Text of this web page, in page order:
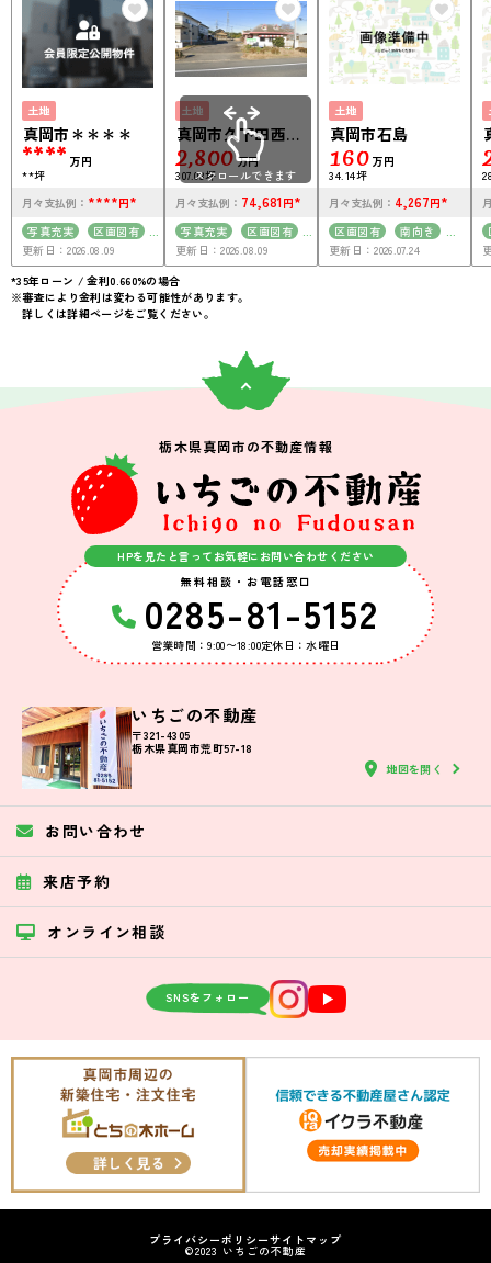
土地
真岡市＊＊＊＊
**** 万円
**坪
月々支払例： ****円*
写真充実
区画図有
50坪以上
更新日：2026.08.09
土地
真岡市久下田西６
丁目
2,800万円
307.03坪
月々支払例： 74,681 円*
写真充実
区画図有
南向き
50坪以上
上下水道完備
更新日：2026.08.09
土地
真岡市石島
160 万円
34.14坪
月々支払例： 4,267円*
区画図有
南向き
駅徒歩10分以内
更新日：2026.07.24
スクロールできます
*35年ローン / 金利0.660%の場合
※審査により金利は変わる可能性があります。
詳しくは詳細ページをご覧ください。
栃木県真岡市の不動産情報
HPを見たと言ってお気軽にお問い合わせください
無料相談・お電話窓口
0285-81-5152
営業時間：9:00〜18:00定休日：水曜日
いちごの不動産
〒321-4305
栃木県真岡市荒町57-18
地図を開く
お問い合わせ
来店予約
オンライン相談
SNSをフォロー
プライバシーポリシーサイトマップ
©2023 いちごの不動産